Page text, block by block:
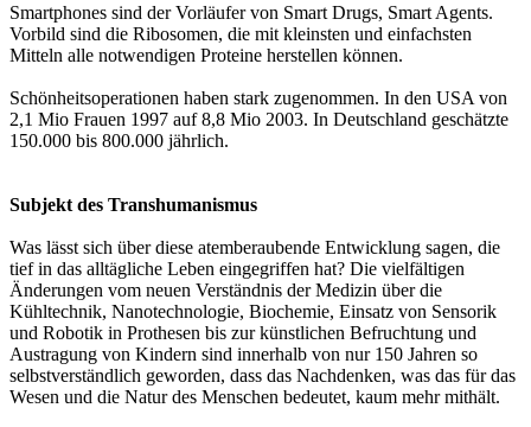
Smartphones sind der Vorläufer von Smart Drugs, Smart Agents.
Vorbild sind die Ribosomen, die mit kleinsten und einfachsten
Mitteln alle notwendigen Proteine herstellen können.
Schönheitsoperationen haben stark zugenommen. In den USA von
2,1 Mio Frauen 1997 auf 8,8 Mio 2003. In Deutschland geschätzte
150.000 bis 800.000 jährlich.
Subjekt des Transhumanismus
Was lässt sich über diese atemberaubende Entwicklung sagen, die
tief in das alltägliche Leben eingegriffen hat? Die vielfältigen
Änderungen vom neuen Verständnis der Medizin über die
Kühltechnik, Nanotechnologie, Biochemie, Einsatz von Sensorik
und Robotik in Prothesen bis zur künstlichen Befruchtung und
Austragung von Kindern sind innerhalb von nur 150 Jahren so
selbstverständlich geworden, dass das Nachdenken, was das für das
Wesen und die Natur des Menschen bedeutet, kaum mehr mithält.